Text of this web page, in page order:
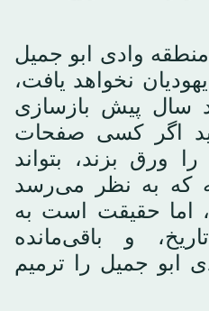
وادی ابو جمیل
نخواهد یافت،
سال پیش بازسازی
اگر کسی صفحات
ورق بزند، بتواند
که به نظر می‌رسد
اما حقیقت است به
و باقی‌مانده
ابو جمیل را ترمیم